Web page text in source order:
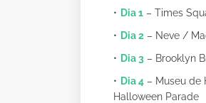
Dia 1 – Times
Dia 2 – Neve /
Dia 3 – Brooklyn
Dia 4 – Museu
Halloween Parade